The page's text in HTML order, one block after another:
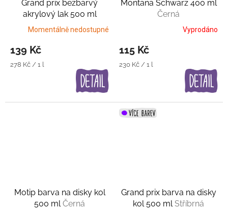
Grand prix bezbarvý
akrylový lak 500 ml
Transparentní lak
Momentálně nedostupné
139 Kč
Měrná
278 Kč / 1 l
Montana Schwarz 400 ml
Černá
Vyprodáno
115 Kč
Měrná
230 Kč / 1 l
Motip barva na disky kol
500 ml Černá
Grand prix barva na disky
kol 500 ml Stříbrná